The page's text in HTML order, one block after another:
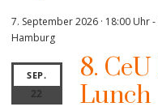
7. September 2026 · 18:00 Uhr-
Hamburg
SEP.
22
8.
Lunch